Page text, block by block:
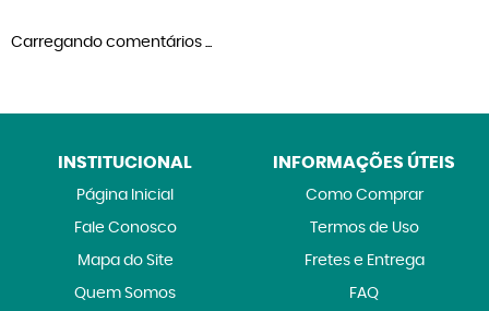
Carregando comentários ...
INSTITUCIONAL
Página Inicial
Fale Conosco
Mapa do Site
Quem Somos
INFORMAÇÕES ÚTEIS
Como Comprar
Termos de Uso
Fretes e Entrega
FAQ